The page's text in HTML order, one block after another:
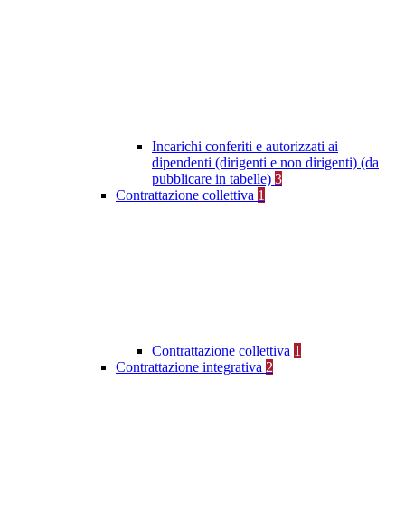
Incarichi conferiti e autorizzati ai
dipendenti (dirigenti e non dirigenti) (da
pubblicare in tabelle) 3
Contrattazione collettiva 1
Contrattazione collettiva 1
Contrattazione integrativa 2